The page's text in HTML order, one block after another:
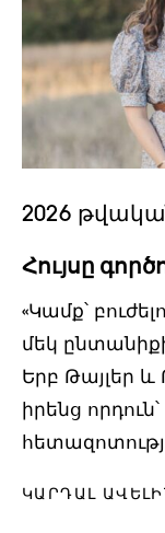
2026
Հույսը
«Կամք՝
մեկ
Երբ Թայլեր և
իրենց
ԿԱՐԴԱԼ